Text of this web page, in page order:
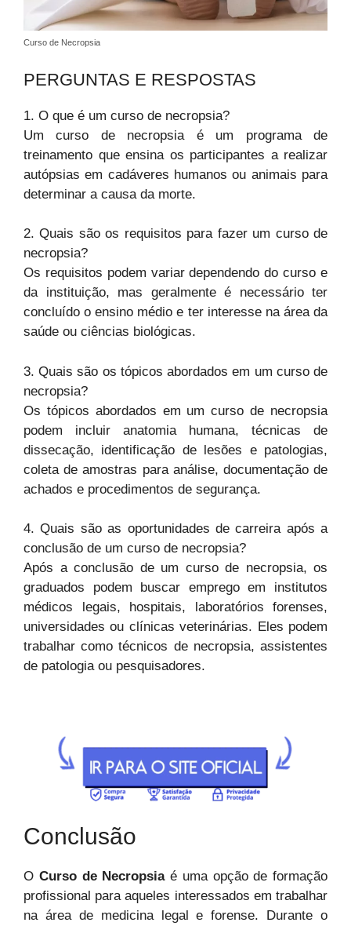
Curso de Necropsia
PERGUNTAS E RESPOSTAS
1. O que é um curso de necropsia?
Um curso de necropsia é um programa de
treinamento que ensina os participantes a realizar
autópsias em cadáveres humanos ou animais para
determinar a causa da morte.
2. Quais são os requisitos para fazer um curso de
necropsia?
Os requisitos podem variar dependendo do curso e
da instituição, mas geralmente é necessário ter
concluído o ensino médio e ter interesse na área da
saúde ou ciências biológicas.
3. Quais são os tópicos abordados em um curso de
necropsia?
Os tópicos abordados em um curso de necropsia
podem incluir anatomia humana, técnicas de
dissecação, identificação de lesões e patologias,
coleta de amostras para análise, documentação de
achados e procedimentos de segurança.
4. Quais são as oportunidades de carreira após a
conclusão de um curso de necropsia?
Após a conclusão de um curso de necropsia, os
graduados podem buscar emprego em institutos
médicos legais, hospitais, laboratórios forenses,
universidades ou clínicas veterinárias. Eles podem
trabalhar como técnicos de necropsia, assistentes
de patologia ou pesquisadores.
Conclusão
O Curso de Necropsiaé uma opção de formação
profissional para aqueles interessados em trabalhar
na área de medicina legal e forense. Durante o